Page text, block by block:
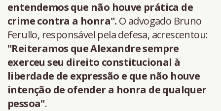
entendemos que não houve prática de
crime contra a honra". O advogado Bruno
Ferullo, responsável pela defesa, acrescentou:
"Reiteramos que Alexandre sempre
exerceu seu direito constitucional à
liberdade de expressão e que não houve
intenção de ofender a honra de qualquer
pessoa".